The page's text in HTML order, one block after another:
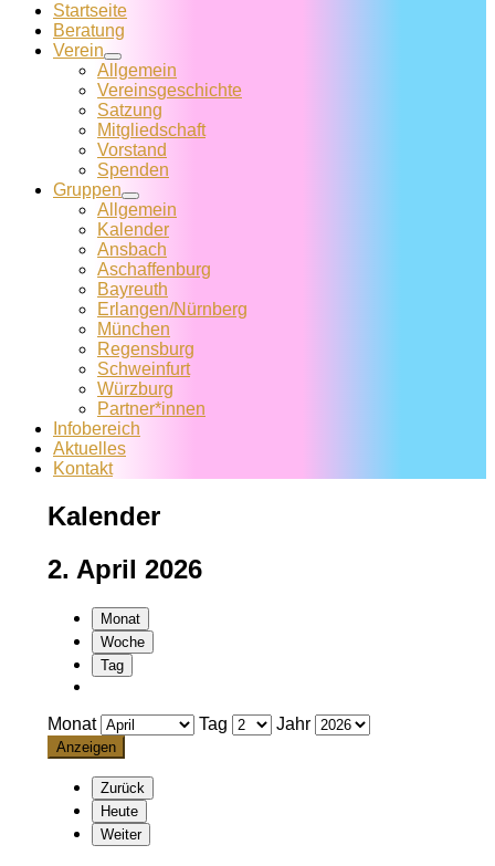
Startseite
Beratung
Verein
Allgemein
Vereins­geschichte
Satzung
Mitglied­schaft
Vorstand
Spenden
Gruppen
Allgemein
Kalender
Ansbach
Aschaffenburg
Bayreuth
Erlangen/Nürnberg
München
Regensburg
Schweinfurt
Würzburg
Partner*innen
Infobereich
Aktuelles
Kontakt
Kalender
2. April 2026
Monat
Woche
Tag
Monat Tag Jahr
Zurück
Heute
Weiter